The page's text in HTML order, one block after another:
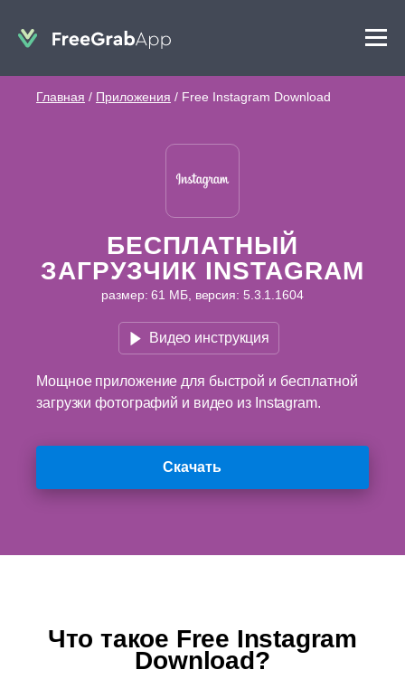
Главная / Приложения / Free Instagram Download
БЕСПЛАТНЫЙ
ЗАГРУЗЧИК INSTAGRAM
размер: 61 МБ, версия: 5.3.1.1604
Видео инструкция
Мощное приложение для быстрой и бесплатной
загрузки фотографий и видео из Instagram.
Скачать
Что такое Free Instagram
Download?